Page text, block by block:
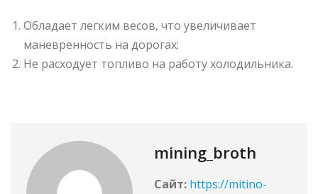
Обладает легким весов, что увеличивает
маневренность на дорогах;
Не расходует топливо на работу холодильника.
mining_broth
Сайт: https://mitino-